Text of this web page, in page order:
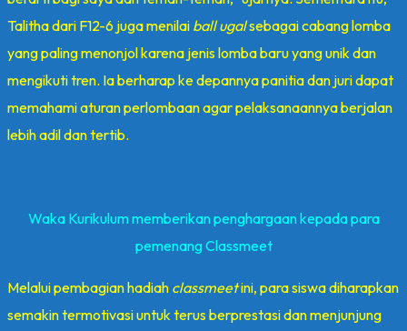
Talitha dari F12-6 juga menilai ball ugalsebagai cabang lomba
yang paling menonjol karena jenis lomba baru yang unik dan
mengikuti tren. Ia berharap ke depannya panitia dan juri dapat
memahami aturan perlombaan agar pelaksanaannya berjalan
lebih adil dan tertib.
Waka Kurikulum memberikan penghargaan kepada para
pemenang Classmeet
Melalui pembagian hadiah classmeetini, para siswa diharapkan
semakin termotivasi untuk terus berprestasi dan menjunjung